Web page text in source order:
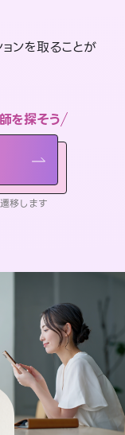
ンを取ることが
を探そう
移します